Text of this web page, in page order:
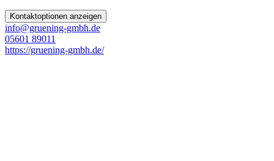
Kontaktoptionen anzeigen
info@gruening-gmbh.de
05601 89011
https://gruening-gmbh.de/